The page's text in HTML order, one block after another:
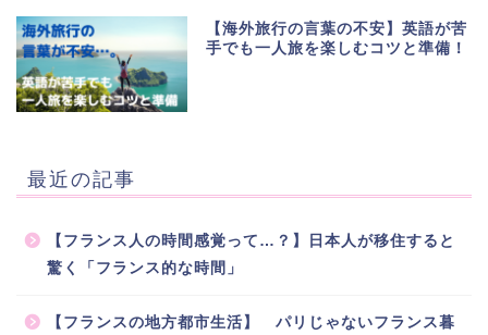
【海外旅行の言葉の不安】英語が苦
手でも一人旅を楽しむコツと準備！
最近の記事
【フランス人の時間感覚って…？】日本人が移住すると
驚く「フランス的な時間」
【フランスの地方都市生活】 パリじゃないフランス暮